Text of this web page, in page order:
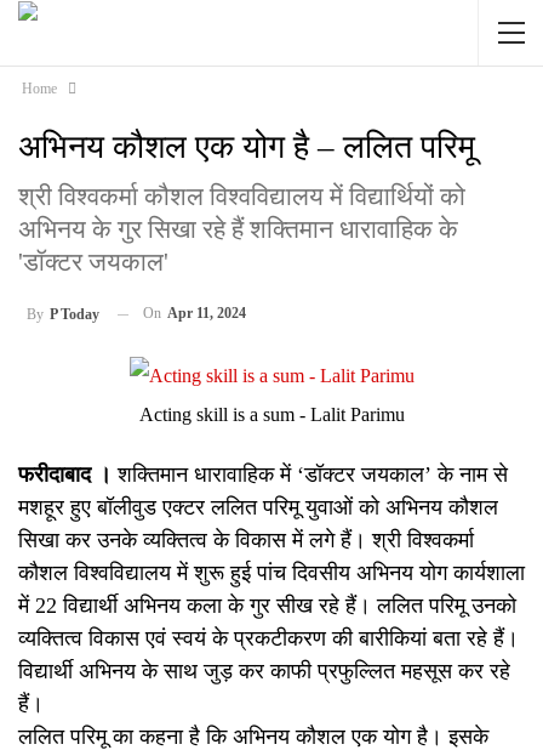
Home
अभिनय कौशल एक योग है – ललित परिमू
श्री विश्वकर्मा कौशल विश्वविद्यालय में विद्यार्थियों को
अभिनय के गुर सिखा रहे हैं शक्तिमान धारावाहिक के
'डॉक्टर जयकाल'
By P Today On Apr 11, 2024
Acting skill is a sum - Lalit Parimu
फरीदाबाद । शक्तिमान धारावाहिक में ‘डॉक्टर जयकाल’ के नाम से
मशहूर हुए बॉलीवुड एक्टर ललित परिमू युवाओं को अभिनय कौशल
सिखा कर उनके व्यक्तित्व के विकास में लगे हैं। श्री विश्वकर्मा
कौशल विश्वविद्यालय में शुरू हुई पांच दिवसीय अभिनय योग कार्यशाला
में 22 विद्यार्थी अभिनय कला के गुर सीख रहे हैं। ललित परिमू उनको
व्यक्तित्व विकास एवं स्वयं के प्रकटीकरण की बारीकियां बता रहे हैं।
विद्यार्थी अभिनय के साथ जुड़ कर काफी प्रफुल्लित महसूस कर रहे
हैं।
ललित परिमू का कहना है कि अभिनय कौशल एक योग है। इसके